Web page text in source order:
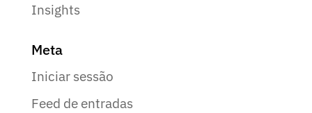
Insights
Meta
Iniciar sessão
Feed de entradas